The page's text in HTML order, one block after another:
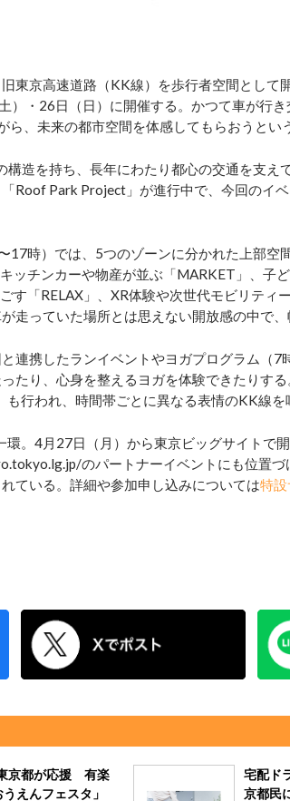
東京高速道路（KK線）を歩行者空間として
）・26日（日）に開催する。かつて車が行
、未来の都市空間を体感してもらおうとい
造を持ち、長年にわたり都心の交通を支え
Roof Park Project」が進行中で、今回のイ
時）では、5つのゾーンに分かれた上部空
ッチンカーや物産が並ぶ「MARKET」、子
す「RELAX」、XR体験や次世代モビリティ
走っていた場所とは思えない開放感の中で、
連携したランイベントやヨガプログラム（7
たり、心身を整えるヨガを体験できたりす
行われ、時間帯ごとに異なる表情のKK線を
。4月27日（月）から東京ビッグサイトで
のパートナーイベントにも位置づ
ている。詳細や参加申し込みについては特設
京都が応援 有楽
えんフェスタ」
宅配ド
京都民